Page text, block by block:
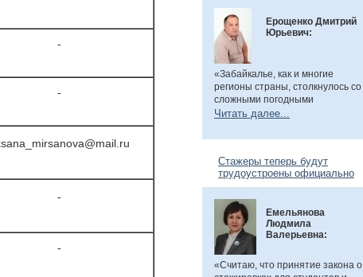
-
-
-
-
Ерощенко Дмитрий
Юрьевич:
«Забайкалье, как и многие
регионы страны, столкнулось со
сложными погодными
условиями. Но благодаря ранее
рек во многих местах удалось
Танха и Курчина наблюдается
даже небольшой спад уровня
воды. В частности, в селе Танха
Читинского округа, в котором мы
былив прошлом году, жители
претензий не имеют. Есть
сложности в поселке
Биофабрика. Там подтоплены
приусадебные участки.
Читать далее...
Стажеры теперь будут
трудоустроены официально
Емельянова
Людмила
Валерьевна:
«Считаю, что принятие закона о